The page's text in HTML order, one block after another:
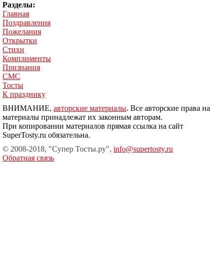
Разделы:
Главная
Поздравления
Пожелания
Открытки
Стихи
Комплименты
Признания
СМС
Тосты
К празднику
ВНИМАНИЕ, авторские материалы. Все авторские права на
материалы принадлежат их законным авторам.
При копировании материалов прямая ссылка на сайт
SuperTosty.ru обязательна.
© 2008-2018, "Супер Тосты.ру", info@supertosty.ru
Обратная связь